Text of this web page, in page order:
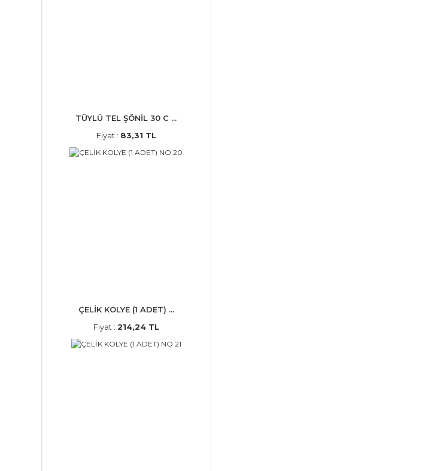
TÜYLÜ TEL ŞÖNİL 30 C ...
Fiyat : 83,31 TL
ÇELİK KOLYE (1 ADET) ...
Fiyat : 214,24 TL